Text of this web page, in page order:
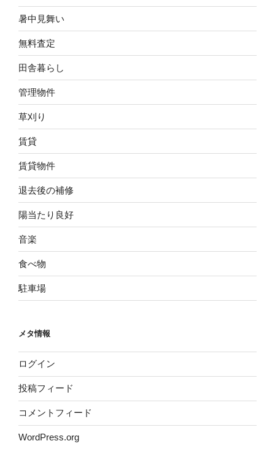
暑中見舞い
無料査定
田舎暮らし
管理物件
草刈り
賃貸
賃貸物件
退去後の補修
陽当たり良好
音楽
食べ物
駐車場
メタ情報
ログイン
投稿フィード
コメントフィード
WordPress.org